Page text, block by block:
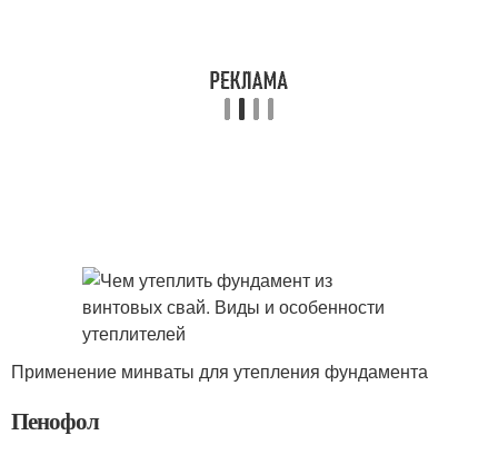
Применение минваты для утепления фундамента
Пенофол